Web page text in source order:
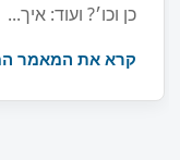
כן וכו׳? ועוד: איך...
קרא את המאמר